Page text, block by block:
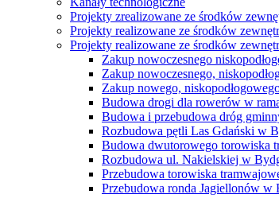
Projekty zrealizowane ze środków
Projekty realizowane ze środków
Projekty realizowane ze środków
Zakup nowoczesnego
Zakup nowoczesnego,
Zakup nowego,
Budowa drogi dla rowerów w
Budowa i przebudowa dróg
Rozbudowa pętli Las Gdański w
Budowa dwutorowego torowiska
Rozbudowa ul. Nakielskiej w
Przebudowa torowiska
Przebudowa ronda Jagiellonów w